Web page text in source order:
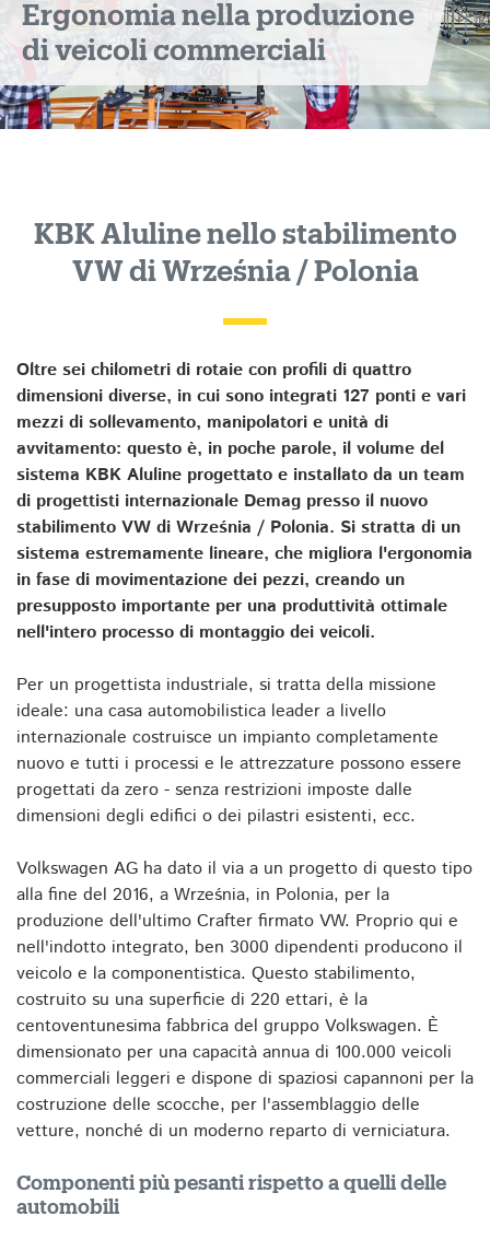
Ergonomia nella produzione
di veicoli commerciali
KBK Aluline nello stabilimento
VW di Września / Polonia
Oltre sei chilometri di rotaie con profili di quattro
dimensioni diverse, in cui sono integrati 127 ponti e vari
mezzi di sollevamento, manipolatori e unità di
avvitamento: questo è, in poche parole, il volume del
sistema KBK Aluline progettato e installato da un team
di progettisti internazionale Demag presso il nuovo
stabilimento VW di Września / Polonia. Si stratta di un
sistema estremamente lineare, che migliora l'ergonomia
in fase di movimentazione dei pezzi, creando un
presupposto importante per una produttività ottimale
nell'intero processo di montaggio dei veicoli.
Per un progettista industriale, si tratta della missione
ideale: una casa automobilistica leader a livello
internazionale costruisce un impianto completamente
nuovo e tutti i processi e le attrezzature possono essere
progettati da zero - senza restrizioni imposte dalle
dimensioni degli edifici o dei pilastri esistenti, ecc.
Volkswagen AG ha dato il via a un progetto di questo tipo
alla fine del 2016, a Września, in Polonia, per la
produzione dell'ultimo Crafter firmato VW. Proprio qui e
nell'indotto integrato, ben 3000 dipendenti producono il
veicolo e la componentistica. Questo stabilimento,
costruito su una superficie di 220 ettari, è la
centoventunesima fabbrica del gruppo Volkswagen. È
dimensionato per una capacità annua di 100.000 veicoli
commerciali leggeri e dispone di spaziosi capannoni per la
costruzione delle scocche, per l'assemblaggio delle
vetture, nonché di un moderno reparto di verniciatura.
Componenti più pesanti rispetto a quelli delle
automobili